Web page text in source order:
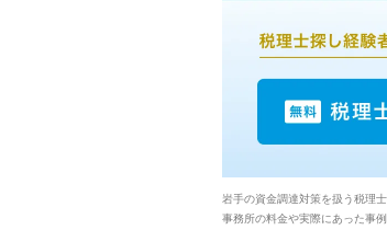
岩手の資金調達対策を扱う税理
事務所の料金や実際にあった事